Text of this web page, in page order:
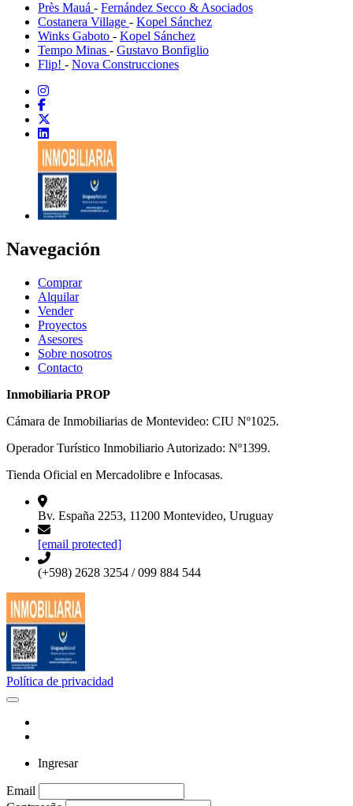
Près Mauá - Fernández Secco & Asociados
Costanera Village - Kopel Sánchez
Winks Gaboto - Kopel Sánchez
Tempo Minas - Gustavo Bonfiglio
Flip! - Nova Construcciones
Navegación
Comprar
Alquilar
Vender
Proyectos
Asesores
Sobre nosotros
Contacto
Inmobiliaria PROP
Cámara de Inmobiliarias de Montevideo: CIU Nº1025.
Operador Turístico Inmobiliario Autorizado: Nº1399.
Tienda Oficial en Mercadolibre e Infocasas.
Bv. España 2253, 11200 Montevideo, Uruguay
[email protected]
(+598) 2628 3254 / 099 884 544
Política de privacidad
Ingresar
Email